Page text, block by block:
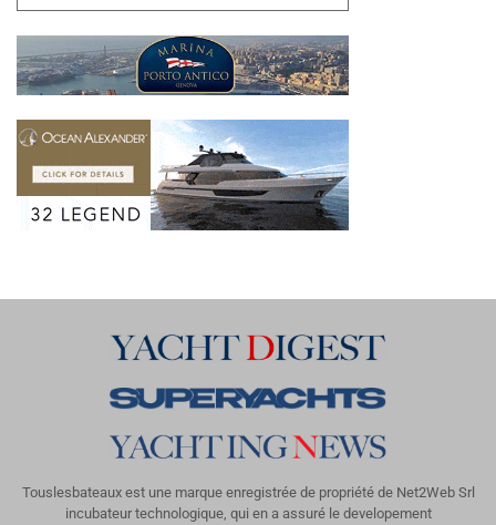
Touslesbateaux est une marque enregistrée de propriété de Net2Web Srl
incubateur technologique, qui en a assuré le developement